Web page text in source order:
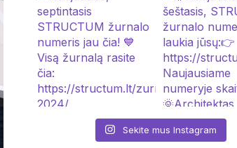
Sekite mus Instagram